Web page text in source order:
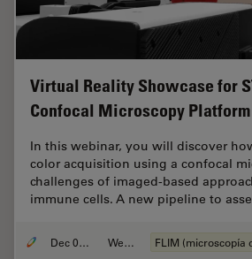
Virtual Reality Showcase for
Confocal Microscopy Platform
In this webinar, you will discover
color acquisition using a confocal
challenges of imaged-based
immune cells. A new pipeline to
Dec 05, 2022 Webinar